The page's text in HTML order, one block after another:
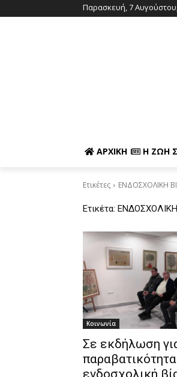
Παρασκευή, 7
ΑΡΧΙΚΉ Η ΖΩΉ
Ετικέτες ΕΝΔΟΣΧΟΛΙΚΗ
Ετικέτα:
Κοινωνία
Σε εκδήλωση
ενδοσχολική